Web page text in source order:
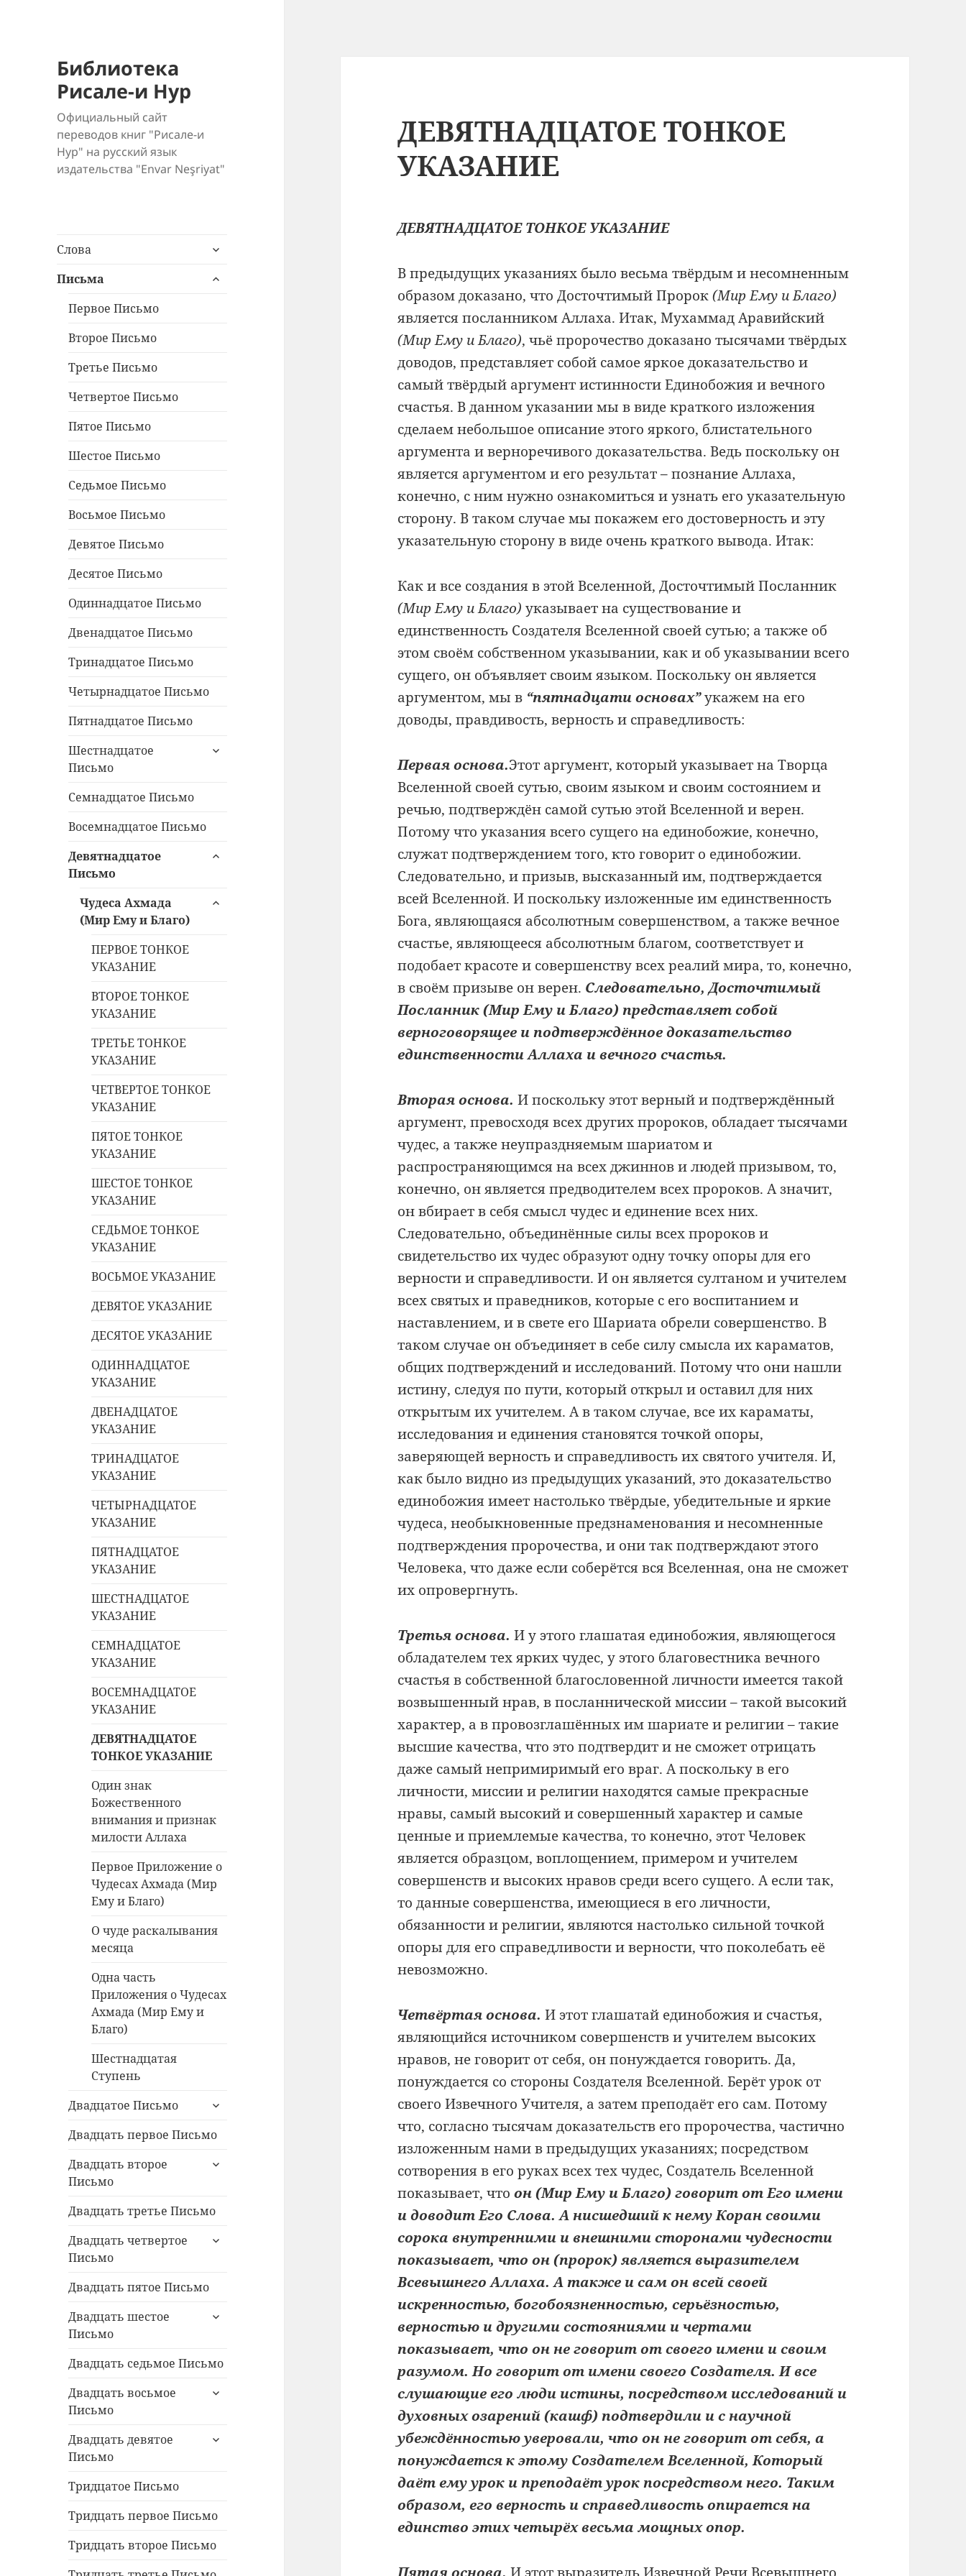
Библиотека
Рисале-и Нур
Официальный сайт
переводов книг "Рисале-и
Нур" на русский язык
издательства "Envar Neşriyat"
Слова
раскрыть
меню
Письма
раскрыть
Первое Письмо
Второе Письмо
Третье Письмо
Четвертое Письмо
Пятое Письмо
Шестое Письмо
Седьмое Письмо
Восьмое Письмо
Девятое Письмо
Десятое Письмо
Одиннадцатое Письмо
Двенадцатое Письмо
Тринадцатое Письмо
Четырнадцатое Письмо
Пятнадцатое Письмо
Шестнадцатое
Письмо
раскрыть
Семнадцатое Письмо
Восемнадцатое Письмо
Девятнадцатое
Письмо
раскрыть
Чудеса Ахмада
(Мир Ему и Благо)
раскрыть
ПЕРВОЕ ТОНКОЕ
УКАЗАНИЕ
ВТОРОЕ ТОНКОЕ
УКАЗАНИЕ
ТРЕТЬЕ ТОНКОЕ
УКАЗАНИЕ
ЧЕТВЕРТОЕ ТОНКОЕ
УКАЗАНИЕ
ПЯТОЕ ТОНКОЕ
УКАЗАНИЕ
ШЕСТОЕ ТОНКОЕ
УКАЗАНИЕ
СЕДЬМОЕ ТОНКОЕ
УКАЗАНИЕ
ВОСЬМОЕ УКАЗАНИЕ
ДЕВЯТОЕ УКАЗАНИЕ
ДЕСЯТОЕ УКАЗАНИЕ
ОДИННАДЦАТОЕ
УКАЗАНИЕ
ДВЕНАДЦАТОЕ
УКАЗАНИЕ
ТРИНАДЦАТОЕ
УКАЗАНИЕ
ЧЕТЫРНАДЦАТОЕ
УКАЗАНИЕ
ПЯТНАДЦАТОЕ
УКАЗАНИЕ
ШЕСТНАДЦАТОЕ
УКАЗАНИЕ
СЕМНАДЦАТОЕ
УКАЗАНИЕ
ВОСЕМНАДЦАТОЕ
УКАЗАНИЕ
ДЕВЯТНАДЦАТОЕ
ТОНКОЕ УКАЗАНИЕ
Один знак
Божественного
внимания и признак
милости Аллаха
Первое Приложение о
Чудесах Ахмада (Мир
Ему и Благо)
О чуде раскалывания
месяца
Одна часть
Приложения о Чудесах
Ахмада (Мир Ему и
Благо)
Шестнадцатая
Ступень
Двадцатое Письмо
раскрыть
меню
Двадцать первое Письмо
Двадцать второе
Письмо
раскрыть
Двадцать третье Письмо
Двадцать четвертое
Письмо
раскрыть
Двадцать пятое Письмо
Двадцать шестое
Письмо
раскрыть
Двадцать седьмое Письмо
Двадцать восьмое
Письмо
раскрыть
Двадцать девятое
Письмо
раскрыть
Тридцатое Письмо
Тридцать первое Письмо
Тридцать второе Письмо
ДЕВЯТНАДЦАТОЕ ТОНКОЕ
УКАЗАНИЕ
ДЕВЯТНАДЦАТОЕ ТОНКОЕ УКАЗАНИЕ
В предыдущих указаниях было весьма твёрдым и несомненным
образом доказано, что Досточтимый Пророк(Мир Ему и Благо)
является посланником Аллаха. Итак, Мухаммад Аравийский
(Мир Ему и Благо), чьё пророчество доказано тысячами твёрдых
доводов, представляет собой самое яркое доказательство и
самый твёрдый аргумент истинности Единобожия и вечного
счастья. В данном указании мы в виде краткого изложения
сделаем небольшое описание этого яркого, блистательного
аргумента и верноречивого доказательства. Ведь поскольку он
является аргументом и его результат – познание Аллаха,
конечно, с ним нужно ознакомиться и узнать его указательную
сторону. В таком случае мы покажем его достоверность и эту
указательную сторону в виде очень краткого вывода. Итак:
Как и все создания в этой Вселенной, Досточтимый Посланник
(Мир Ему и Благо) указывает на существование и
единственность Создателя Вселенной своей сутью; а также об
этом своём собственном указывании, как и об указывании всего
сущего, он объявляет своим языком. Поскольку он является
аргументом, мы в “пятнадцати основах”укажем на его
доводы, правдивость, верность и справедливость:
Первая основа.Этот аргумент, который указывает на Творца
Вселенной своей сутью, своим языком и своим состоянием и
речью, подтверждён самой сутью этой Вселенной и верен.
Потому что указания всего сущего на единобожие, конечно,
служат подтверждением того, кто говорит о единобожии.
Следовательно, и призыв, высказанный им, подтверждается
всей Вселенной. И поскольку изложенные им единственность
Бога, являющаяся абсолютным совершенством, а также вечное
счастье, являющееся абсолютным благом, соответствует и
подобает красоте и совершенству всех реалий мира, то, конечно,
в своём призыве он верен. Следовательно, Досточтимый
Посланник (Мир Ему и Благо) представляет собой
верноговорящее и подтверждённое доказательство
единственности Аллаха и вечного счастья.
Вторая основа.И поскольку этот верный и подтверждённый
аргумент, превосходя всех других пророков, обладает тысячами
чудес, а также неупраздняемым шариатом и
распространяющимся на всех джиннов и людей призывом, то,
конечно, он является предводителем всех пророков. А значит,
он вбирает в себя смысл чудес и единение всех них.
Следовательно, объединённые силы всех пророков и
свидетельство их чудес образуют одну точку опоры для его
верности и справедливости. И он является султаном и учителем
всех святых и праведников, которые с его воспитанием и
наставлением, и в свете его Шариата обрели совершенство. В
таком случае он объединяет в себе силу смысла их караматов,
общих подтверждений и исследований. Потому что они нашли
истину, следуя по пути, который открыл и оставил для них
открытым их учителем. А в таком случае, все их караматы,
исследования и единения становятся точкой опоры,
заверяющей верность и справедливость их святого учителя. И,
как было видно из предыдущих указаний, это доказательство
единобожия имеет настолько твёрдые, убедительные и яркие
чудеса, необыкновенные предзнаменования и несомненные
подтверждения пророчества, и они так подтверждают этого
Человека, что даже если соберётся вся Вселенная, она не сможет
их опровергнуть.
Третья основа.И у этого глашатая единобожия, являющегося
обладателем тех ярких чудес, у этого благовестника вечного
счастья в собственной благословенной личности имеется такой
возвышенный нрав, в посланнической миссии – такой высокий
характер, а в провозглашённых им шариате и религии – такие
высшие качества, что это подтвердит и не сможет отрицать
даже самый непримиримый его враг. А поскольку в его
личности, миссии и религии находятся самые прекрасные
нравы, самый высокий и совершенный характер и самые
ценные и приемлемые качества, то конечно, этот Человек
является образцом, воплощением, примером и учителем
совершенств и высоких нравов среди всего сущего. А если так,
то данные совершенства, имеющиеся в его личности,
обязанности и религии, являются настолько сильной точкой
опоры для его справедливости и верности, что поколебать её
невозможно.
Четвёртая основа.И этот глашатай единобожия и счастья,
являющийся источником совершенств и учителем высоких
нравов, не говорит от себя, он понуждается говорить. Да,
понуждается со стороны Создателя Вселенной. Берёт урок от
своего Извечного Учителя, а затем преподаёт его сам. Потому
что, согласно тысячам доказательств его пророчества, частично
изложенным нами в предыдущих указаниях; посредством
сотворения в его руках всех тех чудес, Создатель Вселенной
показывает, чтоон (Мир Ему и Благо) говорит от Его имени
и доводит Его Слова. А нисшедший к нему Коран своими
сорока внутренними и внешними сторонами чудесности
показывает, что он (пророк) является выразителем
Всевышнего Аллаха. А также и сам он всей своей
искренностью, богобоязненностью, серьёзностью,
верностью и другими состояниями и чертами
показывает, что он не говорит от своего имени и своим
разумом. Но говорит от имени своего Создателя. И все
слушающие его люди истины, посредством исследований и
духовных озарений (кашф) подтвердили и с научной
убеждённостью уверовали, что он не говорит от себя, а
понуждается к этому Создателем Вселенной, Который
даёт ему урок и преподаёт урок посредством него. Таким
образом, его верность и справедливость опирается на
единство этих четырёх весьма мощных опор.